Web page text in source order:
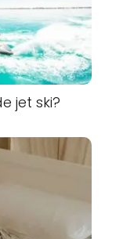
jet ski?